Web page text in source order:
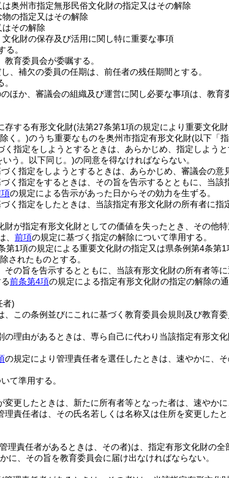
奥州市指定無形民俗文化財の指定又はその解除
の指定又はその解除
その解除
化財の保存及び活用に関し特に重要な事項
る。
育委員会が委嘱する。
、補欠の委員の任期は、前任者の残任期間とする。
ほか、審議会の組織及び運営に関し必要な事項は、教育
存する有形文化財(法第27条第1項の規定により重要文化
く。)のうち重要なものを奥州市指定有形文化財(以下「
く指定をしようとするときは、あらかじめ、指定しよう
う。以下同じ。)の同意を得なければならない。
く指定をしようとするときは、あらかじめ、審議会の意
く指定をするときは、その旨を告示するとともに、当該
の規定による告示があった日からその効力を生ずる。
く指定をしたときは、当該指定有形文化財の所有者に指
が指定有形文化財としての価値を失ったとき、その他
、 前項の規定に基づく指定の解除について準用する。
第1項の規定による重要文化財の指定又は県条例第4条第
されたものとする。
の旨を告示するとともに、当該有形文化財の所有者等に
前条第4項の規定による指定有形文化財の指定の解除の
者)
、この条例並びにこれに基づく教育委員会規則及び教育
の理由があるときは、専ら自己に代わり当該指定有形文
の規定により管理責任者を選任したときは、速やかに、
て準用する。
更したときは、新たに所有者等となった者は、速やか
理責任者は、その氏名若しくは名称又は住所を変更した
理責任者があるときは、その者)は、指定有形文化財の
に、その旨を教育委員会に届け出なければならない。